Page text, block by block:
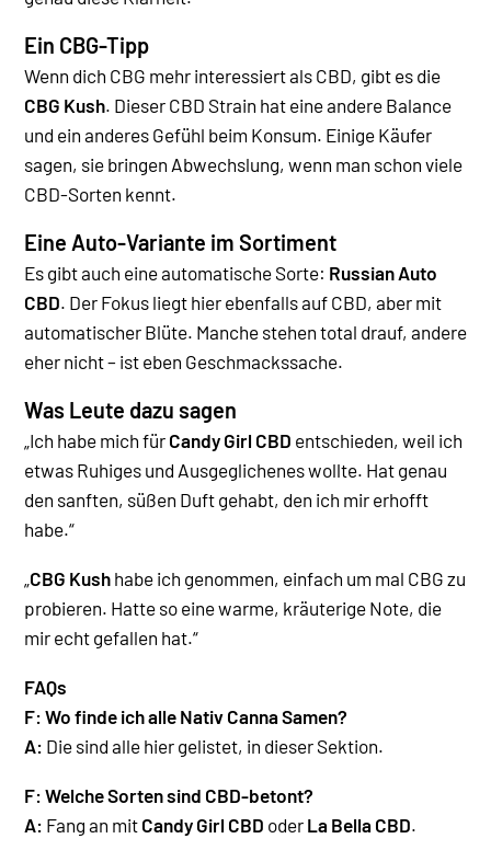
Ein CBG-Tipp
Wenn dich CBG mehr interessiert als CBD, gibt es die
CBG Kush. Dieser CBD Strain hat eine andere Balance
und ein anderes Gefühl beim Konsum. Einige Käufer
sagen, sie bringen Abwechslung, wenn man schon viele
CBD-Sorten kennt.
Eine Auto-Variante im Sortiment
Es gibt auch eine automatische Sorte: Russian Auto
CBD. Der Fokus liegt hier ebenfalls auf CBD, aber mit
automatischer Blüte. Manche stehen total drauf, andere
eher nicht – ist eben Geschmackssache.
Was Leute dazu sagen
„Ich habe mich für Candy Girl CBD entschieden, weil ich
etwas Ruhiges und Ausgeglichenes wollte. Hat genau
den sanften, süßen Duft gehabt, den ich mir erhofft
habe.“
„CBG Kush habe ich genommen, einfach um mal CBG zu
probieren. Hatte so eine warme, kräuterige Note, die
mir echt gefallen hat.“
FAQs
F: Wo finde ich alle Nativ Canna Samen?
A: Die sind alle hier gelistet, in dieser Sektion.
F: Welche Sorten sind CBD-betont?
A: Fang an mit Candy Girl CBD oder La Bella CBD.